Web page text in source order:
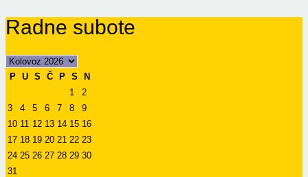
Radne subote
P U S Č P S
N
1
2
3
4 5 6 7 8
9
10 11 12 13 14 15 16
17 18 19 20 21 22 23
24 25 26 27 28 29 30
31